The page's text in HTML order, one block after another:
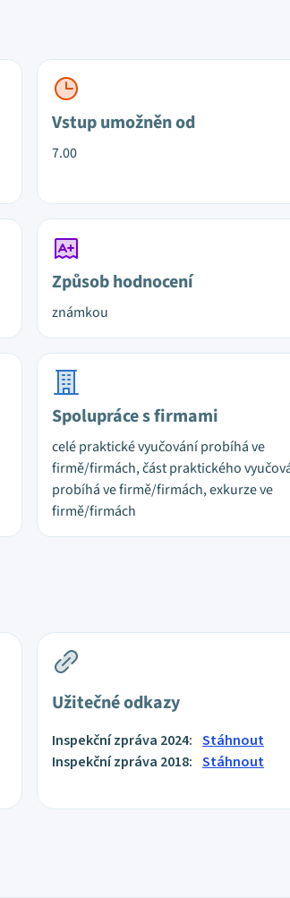
Vstup umožněn od
7.00
Způsob hodnocení
známkou
Spolupráce s firmami
celé praktické vyučování probíhá ve
firmě/firmách, část praktického
probíhá ve firmě/firmách, exkurze ve
firmě/firmách
Užitečné odkazy
Inspekční zpráva 2024: Stáhnout
Inspekční zpráva 2018: Stáhnout